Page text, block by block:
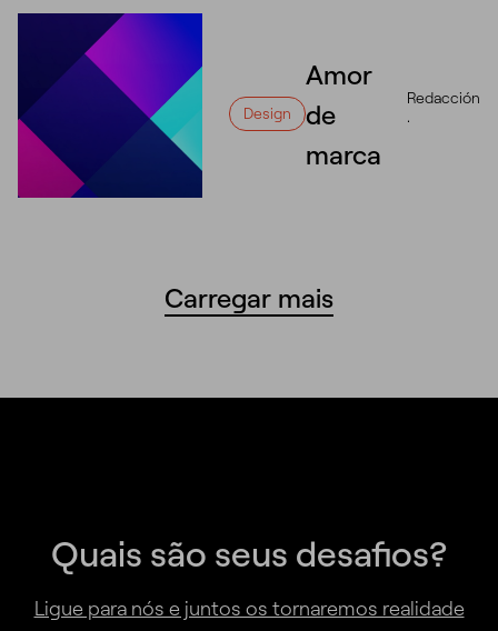
Design
Amor
de
marca
Redacción
·
Carregar mais
Quais são seus desafios?
Ligue para nós e juntos os tornaremos realidade